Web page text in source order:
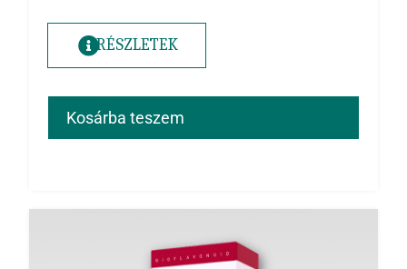
RÉSZLETEK
Kosárba teszem